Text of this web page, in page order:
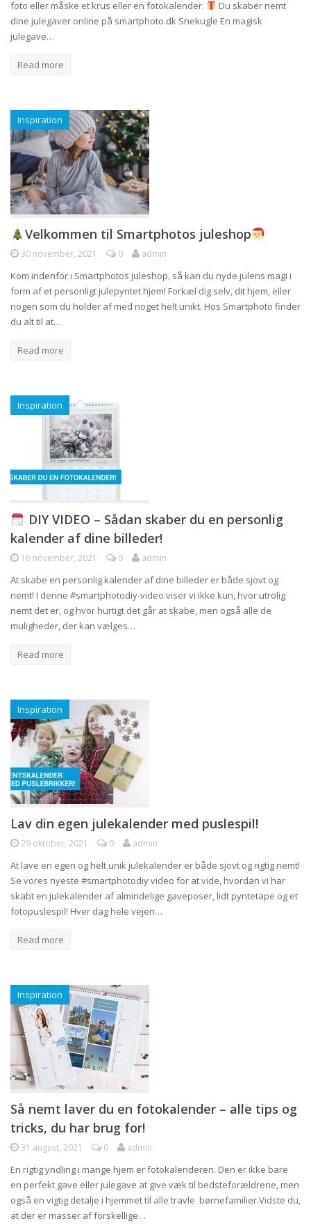
foto eller måske et krus eller en fotokalender.
Du skaber nemt
dine julegaver online på smartphoto.dk Snekugle En magisk
julegave…
Read more
Inspiration
Velkommen til Smartphotos juleshop
30 november, 2021 0 admin
Kom indenfor i Smartphotos juleshop, så kan du nyde julens magi i
form af et personligt julepyntet hjem! Forkæl dig selv, dit hjem, eller
nogen som du holder af med noget helt unikt. Hos Smartphoto finder
du alt til at…
Read more
Inspiration
DIY VIDEO – Sådan skaber du en personlig
kalender af dine billeder!
16 november, 2021 0 admin
At skabe en personlig kalender af dine billeder er både sjovt og
nemt! I denne #smartphotodiy-video viser vi ikke kun, hvor utrolig
nemt det er, og hvor hurtigt det går at skabe, men også alle de
muligheder, der kan vælges…
Read more
Inspiration
Lav din egen julekalender med puslespil!
29 oktober, 2021 0 admin
At lave en egen og helt unik julekalender er både sjovt og rigtig nemt!
Se vores nyeste #smartphotodiy video for at vide, hvordan vi har
skabt en julekalender af almindelige gaveposer, lidt pyntetape og et
fotopuslespil! Hver dag hele vejen…
Read more
Inspiration
Så nemt laver du en fotokalender – alle tips og
tricks, du har brug for!
31 august, 2021 0 admin
En rigtig yndling i mange hjem er fotokalenderen. Den er ikke bare
en perfekt gave eller julegave at give væk til bedsteforældrene, men
også en vigtig detalje i hjemmet til alle travle børnefamilier.Vidste du,
at der er masser af forskellige…